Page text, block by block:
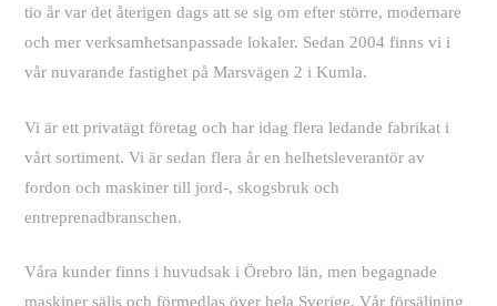
tio år var det återigen dags att se sig om efter större, modernare
och mer verksamhetsanpassade lokaler. Sedan 2004 finns vi i
vår nuvarande fastighet på Marsvägen 2 i Kumla.
Vi är ett privatägt företag och har idag flera ledande fabrikat i
vårt sortiment. Vi är sedan flera år en helhetsleverantör av
fordon och maskiner till jord-, skogsbruk och
entreprenadbranschen.
Våra kunder finns i huvudsak i Örebro län, men begagnade
maskiner säljs och förmedlas över hela Sverige. Vår försäljning